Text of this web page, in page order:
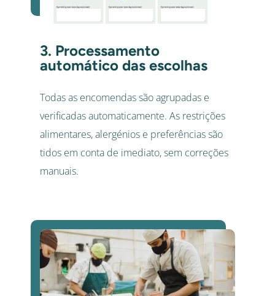
3. Processamento
automático das escolhas
Todas as encomendas são agrupadas e
verificadas automaticamente. As restrições
alimentares, alergénios e preferências são
tidos em conta de imediato, sem correções
manuais.